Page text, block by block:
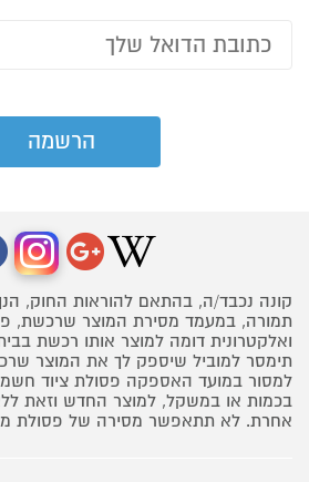
קונה נכבד/ה, בהתאם להוראות החוק,
תמורה, במעמד מסירת המוצר שרכשת,
ואלקטרונית דומה למוצר אותו רכשת
תימסר למוביל שיספק לך את המוצר
למסור במועד האספקה פסולת ציוד
בכמות או במשקל, למוצר החדש וזאת
אחרת. לא תתאפשר מסירה של פסולת